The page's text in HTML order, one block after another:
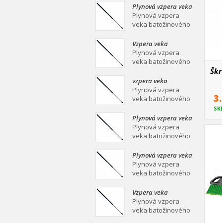
mm Plynová vzpera
veka batožinového
priestoru Ei
Plynová vzpera veka
batožinového
priestoru 639/258
Plynová vzpera
veka batožinového
mm Plynová vzpera
veka batožinového
priestoru Ei
Vzpera veka
batožinového
priestoru 387/139
Plynová vzpera
veka batožinového
mm Plynová vzpera
veka batožinového
priestoru Ei
vzpera veka
batožinového
priestoru 558/253
Plynová vzpera
veka batožinového
mm Plynová vzpera
veka batožinového
priestoru Ei
Plynová vzpera veka
batožinového
priestoru 549/219
Plynová vzpera
veka batožinového
mm Plynová vzpera
veka batožinového
priestoru Ei
Plynová vzpera veka
batožinového
priestoru 467/160
Plynová vzpera
veka batožinového
mm Plynová vzpera
veka batožinového
priestoru Ei
Vzpera veka
batožinového
priestoru 475/180
Plynová vzpera
veka batožinového